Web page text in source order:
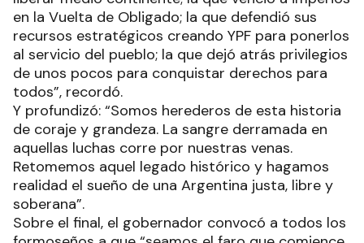
en la Vuelta de Obligado; la que defendió sus
recursos estratégicos creando YPF para ponerlos
al servicio del pueblo; la que dejó atrás privilegios
de unos pocos para conquistar derechos para
todos”, recordó.
Y profundizó: “Somos herederos de esta historia
de coraje y grandeza. La sangre derramada en
aquellas luchas corre por nuestras venas.
Retomemos aquel legado histórico y hagamos
realidad el sueño de una Argentina justa, libre y
soberana”.
Sobre el final, el gobernador convocó a todos los